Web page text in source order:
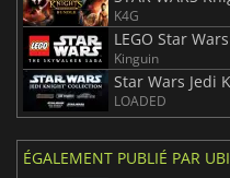
K4G
LEGO Star
Kinguin
Star Wars Jedi
LOADED
ÉGALEMENT PUBLIÉ PAR